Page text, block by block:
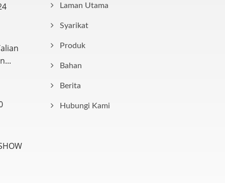
Laman Utama
Syarikat
Produk
Bahan
Berita
Hubungi Kami